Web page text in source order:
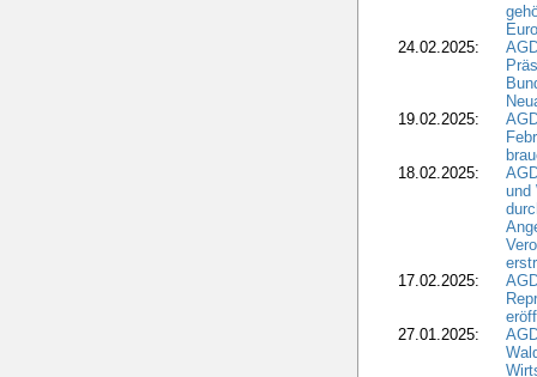
24.02.2025:
19.02.2025:
18.02.2025:
und
17.02.2025:
27.01.2025: